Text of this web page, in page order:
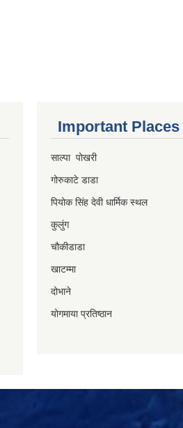
Important Places
साल्पा पोखरी
गोरुकाटे डाडा
पियोक सिंह देवी धार्मिक स्थल
कुलुंग
चौकीडाडा
खाटम्मा
दोभाने
योगमाया प्रतिष्ठान